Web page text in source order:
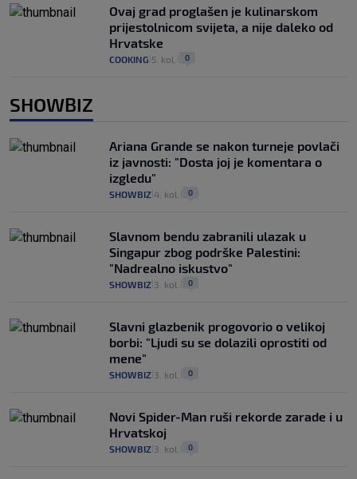
Ovaj grad proglašen je kulinarskom
prijestolnicom svijeta, a nije daleko od
Hrvatske
COOKING 5. kol. 0
SHOWBIZ
Ariana Grande se nakon turneje povlači
iz javnosti: "Dosta joj je komentara o
izgledu"
SHOWBIZ 4. kol. 0
Slavnom bendu zabranili ulazak u
Singapur zbog podrške Palestini:
"Nadrealno iskustvo"
SHOWBIZ 3. kol. 0
Slavni glazbenik progovorio o velikoj
borbi: "Ljudi su se dolazili oprostiti od
mene"
SHOWBIZ 3. kol. 0
Novi Spider-Man ruši rekorde zarade i u
Hrvatskoj
SHOWBIZ 3. kol. 0